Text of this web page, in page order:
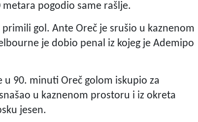
pogodio same rašlje.
gol. Ante Oreč je srušio u kaznenom
je dobio penal iz kojeg je Ademipo
90. minuti Oreč golom iskupio za
u kaznenom prostoru i iz okreta
jesen.